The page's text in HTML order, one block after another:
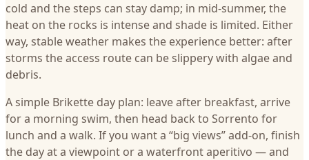
cold and the steps can stay damp; in mid-summer, the
heat on the rocks is intense and shade is limited. Either
way, stable weather makes the experience better: after
storms the access route can be slippery with algae and
debris.
A simple Brikette day plan: leave after breakfast, arrive
for a morning swim, then head back to Sorrento for
lunch and a walk. If you want a “big views” add-on, finish
the day at a viewpoint or a waterfront aperitivo — and